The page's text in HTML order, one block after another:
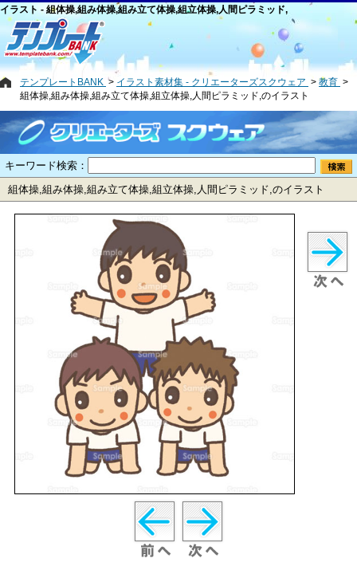
イラスト - 組体操,組み体操,組み立て体操,組立体操,人間ピラミッド,
テンプレートBANK イラスト素材集 - クリエーターズスクウェア
教育
組体操,組み体操,組み立て体操,組立体操,人間ピラミッド,のイラスト
キーワード検索：
組体操,組み体操,組み立て体操,組立体操,人間ピラミッド,のイラスト